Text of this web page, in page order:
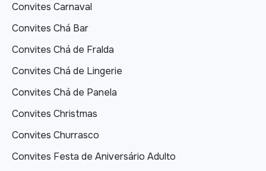
Convites Carnaval
Convites Chá Bar
Convites Chá de Fralda
Convites Chá de Lingerie
Convites Chá de Panela
Convites Christmas
Convites Churrasco
Convites Festa de Aniversário Adulto